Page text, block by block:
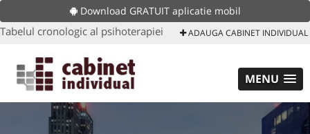
Download GRATUIT aplicatie mobil
Tabelul cronologic al psihoterapiei ADAUGA CABINET INDIVIDUAL
MENU